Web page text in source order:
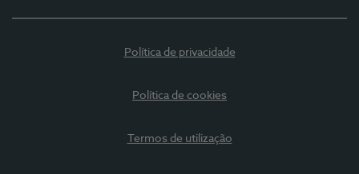
Política de privacidade
Política de cookies
Termos de utilização